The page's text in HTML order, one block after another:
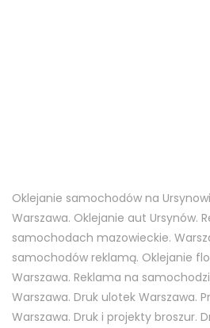
Oklejanie samochodów na
Warszawa. Oklejanie aut Ursynów.
samochodach mazowieckie.
samochodów reklamą. Oklejanie
Warszawa. Reklama na
Warszawa. Druk ulotek Warszawa.
Warszawa. Druk i projekty broszur.